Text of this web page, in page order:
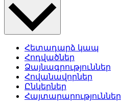
Հետադարձ կապ
Հոդվածներ
Ձայնագրություններ
Հովանավորներ
Ընկերներ
Հայտարարություններ